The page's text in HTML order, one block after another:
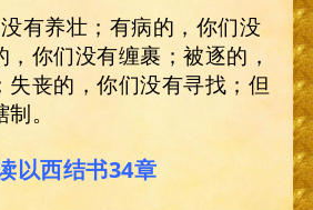
有养壮；有病的，你们没
你们没有缠裹；被逐的，
失丧的，你们没有寻找；但
。
以西结书34章